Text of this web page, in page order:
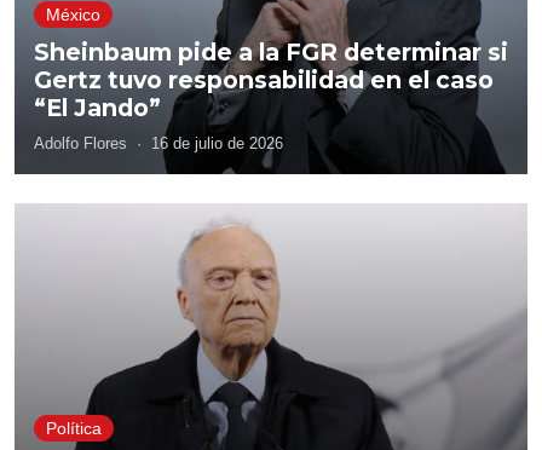
México
Sheinbaum pide a la FGR determinar si
Gertz tuvo responsabilidad en el caso
“El Jando”
Adolfo Flores · 16 de julio de 2026
Política